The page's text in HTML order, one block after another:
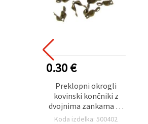
0.30 €
Preklopni okrogli
kovinski končniki z
dvojnima zankama za
DIY izdelavo nakita,
Koda izdelka: 500402